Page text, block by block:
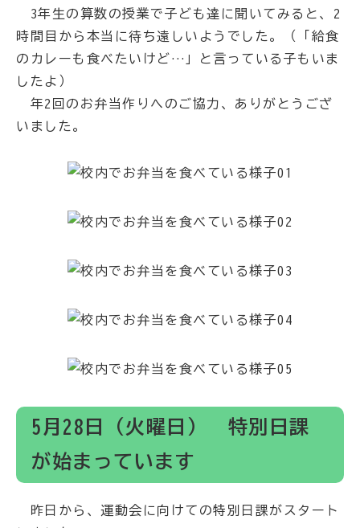
3年生の算数の授業で子ども達に聞いてみると、2
時間目から本当に待ち遠しいようでした。（「給食
のカレーも食べたいけど…」と言っている子もいま
したよ）
年2回のお弁当作りへのご協力、ありがとうござ
いました。
5月28日（火曜日） 特別日課
が始まっています
昨日から、運動会に向けての特別日課がスタート